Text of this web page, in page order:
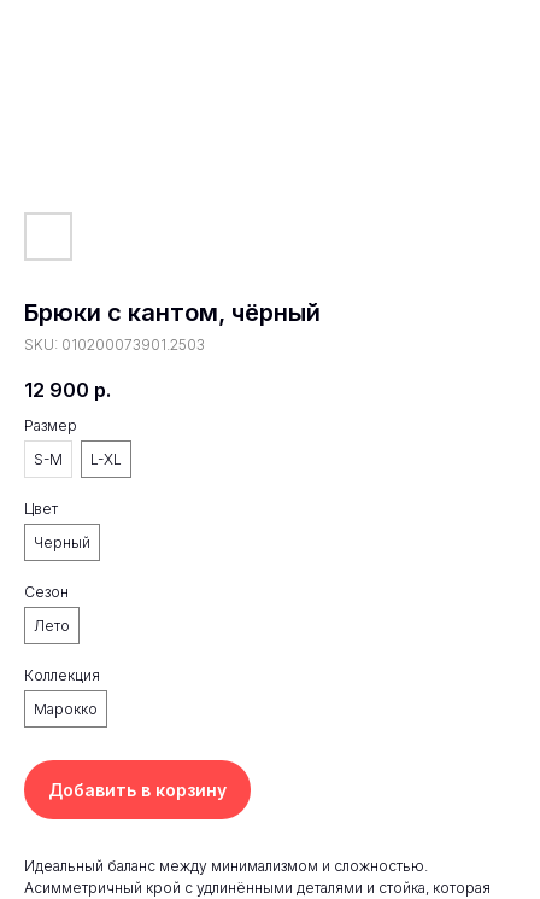
Брюки с кантом, чёрный
SKU: 010200073901.2503
12 900 р.
Размер
S-M
L-XL
Цвет
Черный
Сезон
Лето
Коллекция
Марокко
Добавить в корзину
Идеальный баланс между минимализмом и сложностью.
Асимметричный крой с удлинёнными деталями и стойка, которая